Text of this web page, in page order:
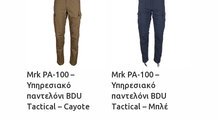
Mrk PA-100 –
Υπηρεσιακό
παντελόνι BDU
Tactical – Cayote
Mrk PA-100 –
Υπηρεσιακό
παντελόνι BDU
Tactical – Μπλέ